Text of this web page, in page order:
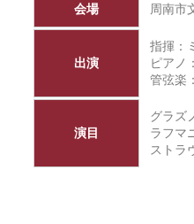
会場 周南市
出演
指揮：
ピアノ：
管弦楽
演目
グラズ
ラフマ
ストラ